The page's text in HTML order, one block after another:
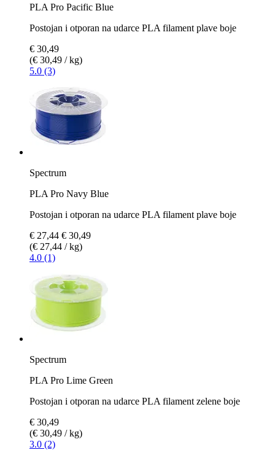
PLA Pro Pacific Blue
Postojan i otporan na udarce PLA filament plave boje
€ 30,49
(€ 30,49 / kg)
5.0 (3)
Spectrum
PLA Pro Navy Blue
Postojan i otporan na udarce PLA filament plave boje
€ 27,44 € 30,49
(€ 27,44 / kg)
4.0 (1)
Spectrum
PLA Pro Lime Green
Postojan i otporan na udarce PLA filament zelene boje
€ 30,49
(€ 30,49 / kg)
3.0 (2)